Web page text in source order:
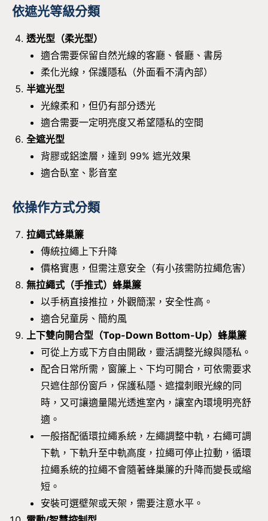
依遮光等級分類
透光型（柔光型）
適合需要保留自然光線的客廳、餐廳、書房
柔化光線，保護隱私（外面看不清內部）
半遮光型
光線柔和，但仍有部分透光
適合需要一定明亮度又希望隱私的空間
全遮光型
背膠或鋁塗層，達到 99% 遮光效果
適合臥室、影音室
依操作方式分類
拉繩式蜂巢簾
傳統拉繩上下升降
價格實惠，但需注意安全（有小孩需防拉繩危害）
無拉繩式（手推式）蜂巢簾
以手柄直接推拉，外觀簡潔，安全性高。
適合兒童房、簡約風
上下雙向開合型 （Top-Down Bottom-Up）蜂巢簾
可從上方或下方自由開啟，靈活調整光線與隱私。
配合日常所需，窗簾上、下均可開合，可依需要求
只遮住部份窗戶，保護私隱、遮擋刺眼光線的同
時，又可讓適量陽光透進室內，讓室內環境明亮舒
適。
一般搭配循環拉繩系統，左繩調整中軌，右繩可調
下軌，下軌升至中軌高度，拉繩可停止拉動，循環
拉繩系統的拉繩不會隨著蜂巢簾的升降而變長或縮
短。
安裝可選壁架或天架，需要注意水平。